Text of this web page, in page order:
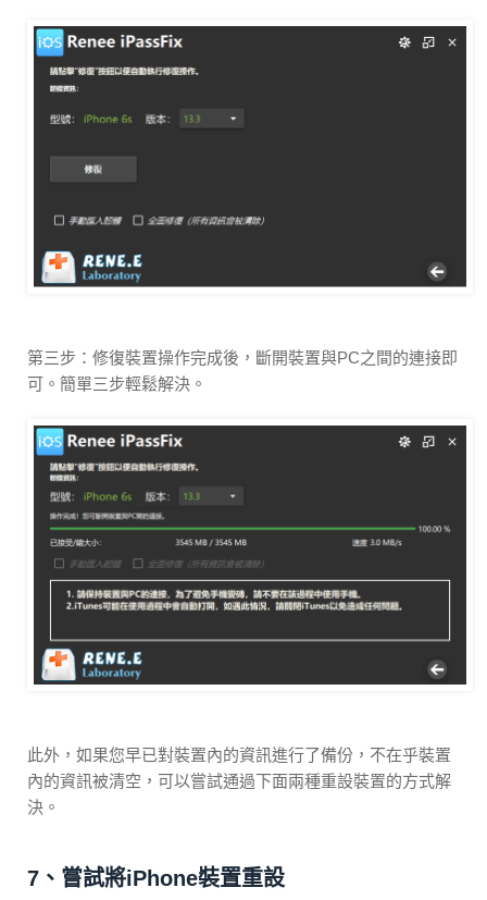
第三步：修復裝置操作完成後，斷開裝置與PC之間的連接即
可。簡單三步輕鬆解決。
此外，如果您早已對裝置內的資訊進行了備份，不在乎裝置
內的資訊被清空，可以嘗試通過下面兩種重設裝置的方式解
決。
7、嘗試將iPhone裝置重設